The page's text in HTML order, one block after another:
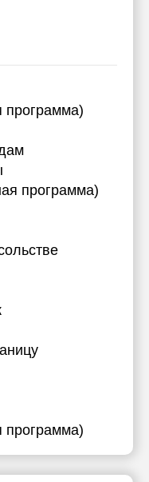
программа)
программа)
программа)